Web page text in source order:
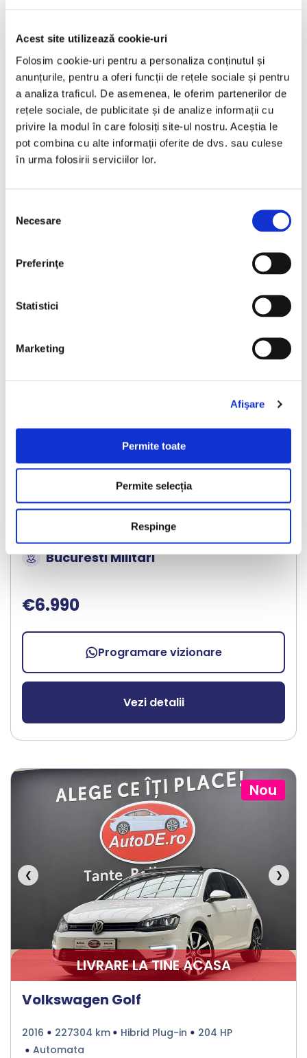
Acest site utilizează cookie-uri
Folosim cookie-uri pentru a personaliza conținutul și
anunțurile, pentru a oferi funcții de rețele sociale și pentru
a analiza traficul. De asemenea, le oferim partenerilor de
rețele sociale, de publicitate și de analize informații cu
privire la modul în care folosiți site-ul nostru. Aceștia le
pot combina cu alte informații oferite de dvs. sau culese
în urma folosirii serviciilor lor.
consimțământului
Necesare
Preferinţe
Statistici
Marketing
Afişare
Permite toate
Permite selecția
Respinge
Bucuresti Otopeni
€8.990
Programare vizionare
Vândută
❯
LIVRARE LA TINE ACASA
Audi A6 Avant
Diesel 190 HP
Bucuresti Militari
€6.990
Programare vizionare
Vezi detalii
Nou
❮ ❯
LIVRARE LA TINE ACASA
Volkswagen Golf
2016 227304 km Hibrid Plug-in
204 HP
Automata